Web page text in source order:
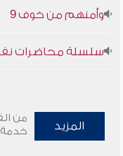
وأمنهم من خوف 9
سلسلة محاضرات نفحات
المزيد
من
خدمة